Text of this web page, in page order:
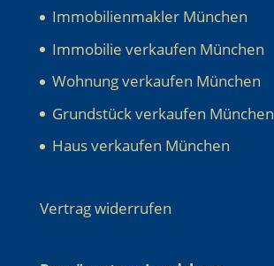
Immobilienmakler München
Immobilie verkaufen München
Wohnung verkaufen München
Grundstück verkaufen München
Haus verkaufen München
Vertrag widerrufen